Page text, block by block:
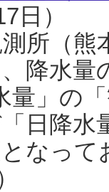
日）
所（熊
降水
量」の
日降
なっ